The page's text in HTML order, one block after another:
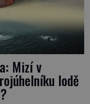
Mizí v
lodě